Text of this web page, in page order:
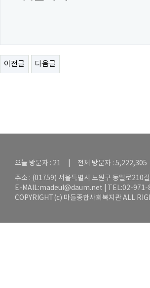
이전글 다음글
오늘 방문자 : 21 | 전체 방문자 : 5,222,305
주소 : (01759) 서울특별시 노원구 동일로210
E-MAIL:madeul@daum.net | TEL:02-
COPYRIGHT(c) 마들종합사회복지관 ALL